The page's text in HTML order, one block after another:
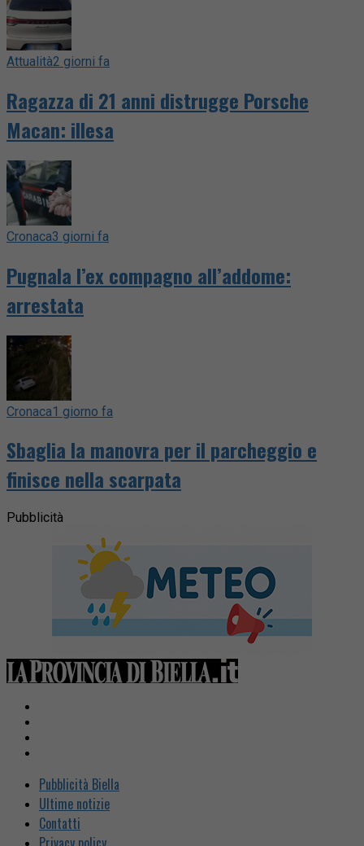
Attualità2 giorni fa
Ragazza di 21 anni distrugge Porsche
Macan: illesa
Cronaca3 giorni fa
Pugnala l’ex compagno all’addome:
arrestata
Cronaca1 giorno fa
Sbaglia la manovra per il parcheggio e
finisce nella scarpata
Pubblicità
Pubblicità Biella
Ultime notizie
Contatti